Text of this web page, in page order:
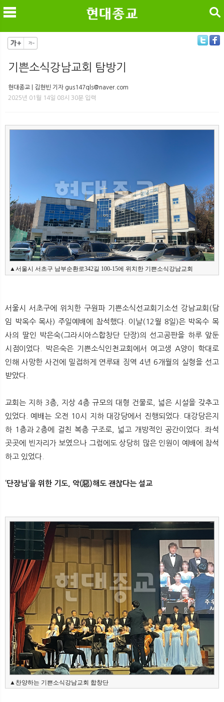
뉴 색
검색
기쁜소식강남교회 탐방기
현대종교 | 김현빈 기자 gus147qls@naver.com
2025년 01월 14일 08시 30분 입력
▲서울시 서초구 남부순환로342길 100-15에 위치한 기쁜소식강남교회
서울시 서초구에 위치한 구원파 기쁜소식선교회기소선 강남교회(담
임 박옥수 목사) 주일예배에 참석했다. 이날(12월 8일)은 박옥수 목
사의 딸인 박은숙(그라시아스합창단 단장)의 선고공판을 하루 앞둔
시점이었다. 박은숙은 기쁜소식인천교회에서 여고생 A양이 학대로
인해 사망한 사건에 밀접하게 연루돼 징역 4년 6개월의 실형을 선고
받았다.
교회는 지하 3층, 지상 4층 규모의 대형 건물로, 넓은 시설을 갖추고
있었다. 예배는 오전 10시 지하 대강당에서 진행되었다. 대강당은지
하 1층과 2층에 걸친 복층 구조로, 넓고 개방적인 공간이었다. 좌석
곳곳에 빈자리가 보였으나 그럼에도 상당히 많은 인원이 예배에 참석
하고 있었다.
‘단장님’을 위한 기도, 악(惡)해도 괜찮다는 설교
▲찬양하는 기쁜소식강남교회 합창단